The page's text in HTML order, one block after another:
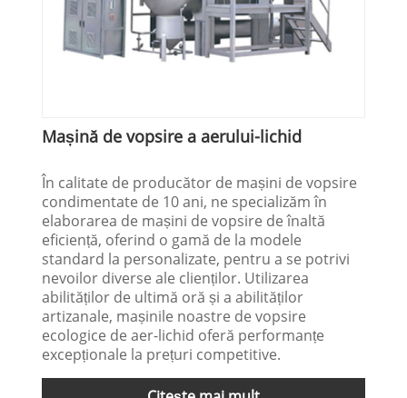
Mașină de vopsire a aerului-lichid
În calitate de producător de mașini de vopsire
condimentate de 10 ani, ne specializăm în
elaborarea de mașini de vopsire de înaltă
eficiență, oferind o gamă de la modele
standard la personalizate, pentru a se potrivi
nevoilor diverse ale clienților. Utilizarea
abilităților de ultimă oră și a abilităților
artizanale, mașinile noastre de vopsire
ecologice de aer-lichid oferă performanțe
excepționale la prețuri competitive.